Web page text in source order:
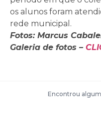
os alunos foram
rede municipal.
Fotos: Marcus
Galeria de fotos –
Encontrou